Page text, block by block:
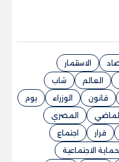
الاستثمار
العالم
شاب
قانون الوزراء
يوم
الماضي
المصري
قرار
اجتماع
الاجتماعية